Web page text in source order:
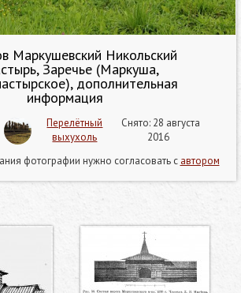
Маркушевский Никольский
Заречье (Маркуша,
дополнительная
информация
Перелётный
выхухоль
Снято: 28 августа
2016
фотографии нужно согласовать с автором